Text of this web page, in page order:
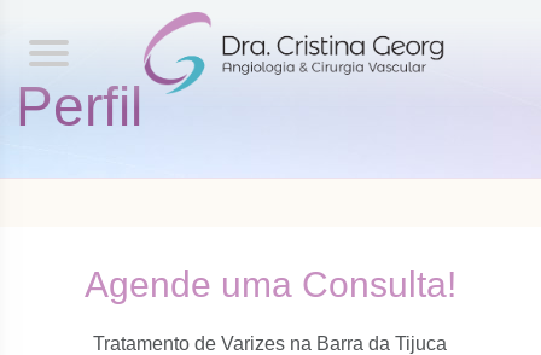
Perfil
Agende uma Consulta!
Tratamento de Varizes na Barra da Tijuca